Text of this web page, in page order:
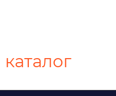
каталог